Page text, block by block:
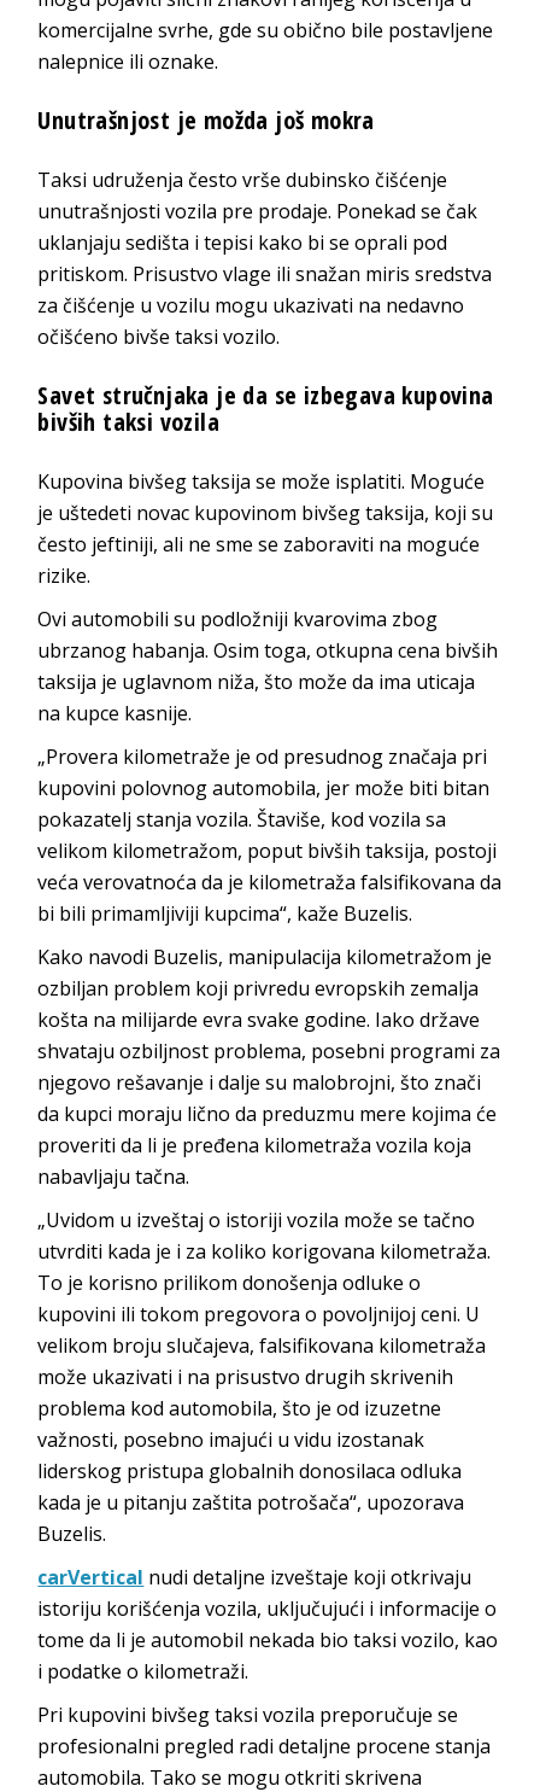
komercijalne svrhe, gde su obično bile postavljene
nalepnice ili oznake.
Unutrašnjost je možda još mokra
Taksi udruženja često vrše dubinsko čišćenje
unutrašnjosti vozila pre prodaje. Ponekad se čak
uklanjaju sedišta i tepisi kako bi se oprali pod
pritiskom. Prisustvo vlage ili snažan miris sredstva
za čišćenje u vozilu mogu ukazivati na nedavno
očišćeno bivše taksi vozilo.
Savet stručnjaka je da se izbegava kupovina
bivših taksi vozila
Kupovina bivšeg taksija se može isplatiti. Moguće
je uštedeti novac kupovinom bivšeg taksija, koji su
često jeftiniji, ali ne sme se zaboraviti na moguće
rizike.
Ovi automobili su podložniji kvarovima zbog
ubrzanog habanja. Osim toga, otkupna cena bivših
taksija je uglavnom niža, što može da ima uticaja
na kupce kasnije.
„Provera kilometraže je od presudnog značaja pri
kupovini polovnog automobila, jer može biti bitan
pokazatelj stanja vozila. Štaviše, kod vozila sa
velikom kilometražom, poput bivših taksija, postoji
veća verovatnoća da je kilometraža falsifikovana da
bi bili primamljiviji kupcima“, kaže Buzelis.
Kako navodi Buzelis, manipulacija kilometražom je
ozbiljan problem koji privredu evropskih zemalja
košta na milijarde evra svake godine. Iako države
shvataju ozbiljnost problema, posebni programi za
njegovo rešavanje i dalje su malobrojni, što znači
da kupci moraju lično da preduzmu mere kojima će
proveriti da li je pređena kilometraža vozila koja
nabavljaju tačna.
„Uvidom u izveštaj o istoriji vozila može se tačno
utvrditi kada je i za koliko korigovana kilometraža.
To je korisno prilikom donošenja odluke o
kupovini ili tokom pregovora o povoljnijoj ceni. U
velikom broju slučajeva, falsifikovana kilometraža
može ukazivati i na prisustvo drugih skrivenih
problema kod automobila, što je od izuzetne
važnosti, posebno imajući u vidu izostanak
liderskog pristupa globalnih donosilaca odluka
kada je u pitanju zaštita potrošača“, upozorava
Buzelis.
carVertical nudi detaljne izveštaje koji otkrivaju
istoriju korišćenja vozila, uključujući i informacije o
tome da li je automobil nekada bio taksi vozilo, kao
i podatke o kilometraži.
Pri kupovini bivšeg taksi vozila preporučuje se
profesionalni pregled radi detaljne procene stanja
automobila. Tako se mogu otkriti skrivena